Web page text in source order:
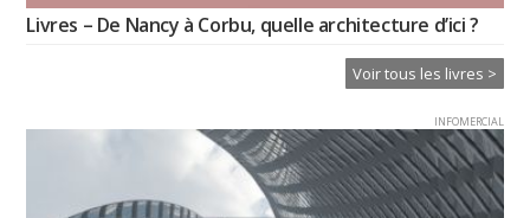
Livres – De Nancy à Corbu, quelle architecture d’ici ?
Voir tous les livres >
INFOMERCIAL